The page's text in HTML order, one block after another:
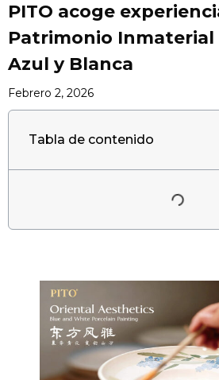
PITO acoge
Patrimonio Inmaterial
Azul y Blanca
Febrero 2, 2026
Tabla de contenido